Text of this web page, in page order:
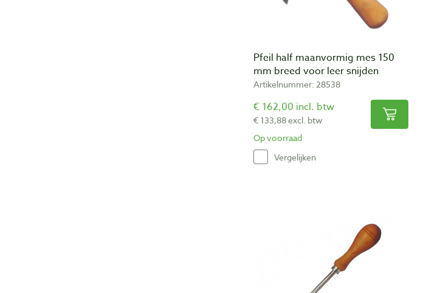
Pfeil half maanvormig mes 150
mm breed voor leer snijden
Artikelnummer: 28538
€ 162,00 incl. btw
€ 133,88 excl. btw
Op voorraad
Vergelijken